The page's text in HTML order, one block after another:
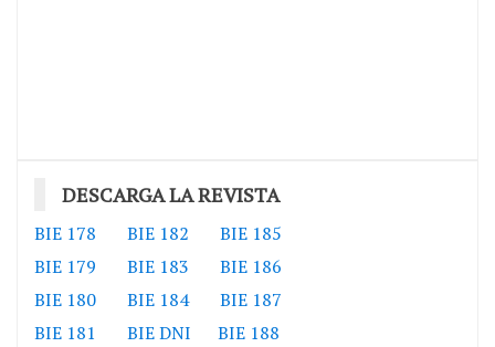
DESCARGA LA REVISTA
BIE 178 BIE 182
BIE 185
BIE 179
BIE 183
BIE 186
BIE 180
BIE 184
BIE 187
BIE 181
BIE DNI
BIE 188